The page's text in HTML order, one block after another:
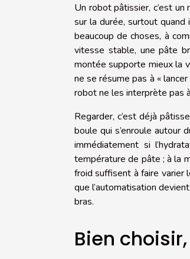
Un robot pâtissier, c’est
sur la durée, surtout
beaucoup de choses, à
vitesse stable, une pâte
montée supporte mieux la
ne se résume pas à «
robot ne les interprète pas
Regarder, c’est déjà
boule qui s’enroule autour
immédiatement si
température de pâte ; à la
froid suffisent à faire varier
que l’automatisation
bras.
Bien